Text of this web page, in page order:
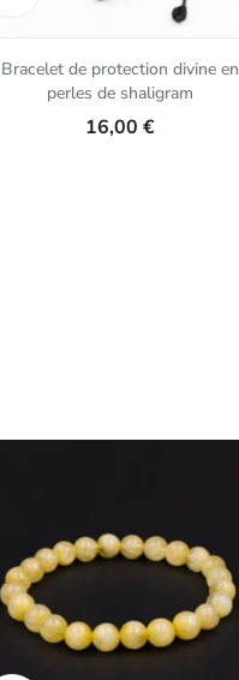
Bracelet de protection divine en
perles de shaligram
16,00 €